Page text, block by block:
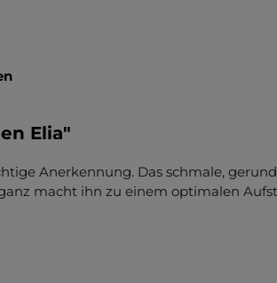
Elia"
Anerkennung. Das schmale,
macht ihn zu einem optimalen